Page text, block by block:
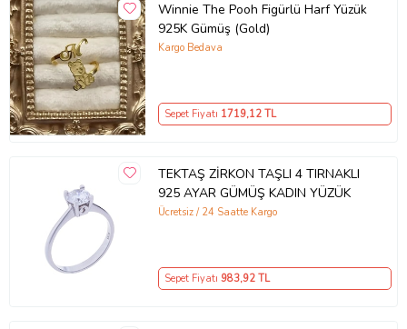
Winnie The Pooh Figürlü Harf Yüzük
925K Gümüş (Gold)
Kargo Bedava
Sepet Fiyatı 1719,12 TL
TEKTAŞ ZİRKON TAŞLI 4 TIRNAKLI
925 AYAR GÜMÜŞ KADIN YÜZÜK
Ücretsiz / 24 Saatte Kargo
Sepet Fiyatı 983,92 TL